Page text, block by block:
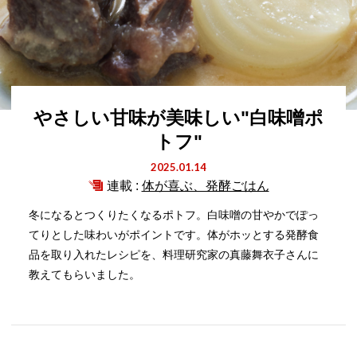
やさしい甘味が美味しい"白味噌ポ
トフ"
2025.01.14
連載 : 体が喜ぶ、発酵ごはん
冬になるとつくりたくなるポトフ。白味噌の甘やかでぽっ
てりとした味わいがポイントです。体がホッとする発酵食
品を取り入れたレシピを、料理研究家の真藤舞衣子さんに
教えてもらいました。